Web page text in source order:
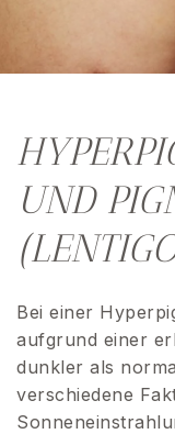
UND
Bei einer
aufgrund einer
dunkler als
verschiedene